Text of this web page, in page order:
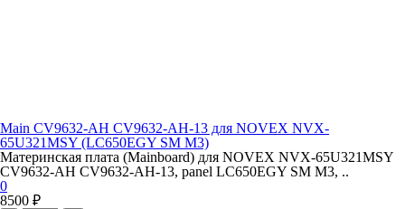
Main CV9632-AH CV9632-AH-13 для NOVEX NVX-
65U321MSY (LC650EGY SM M3)
Материнская плата (Mainboard) для NOVEX NVX-65U321MSY
CV9632-AH CV9632-AH-13, panel LC650EGY SM M3, ..
0
8500 ₽